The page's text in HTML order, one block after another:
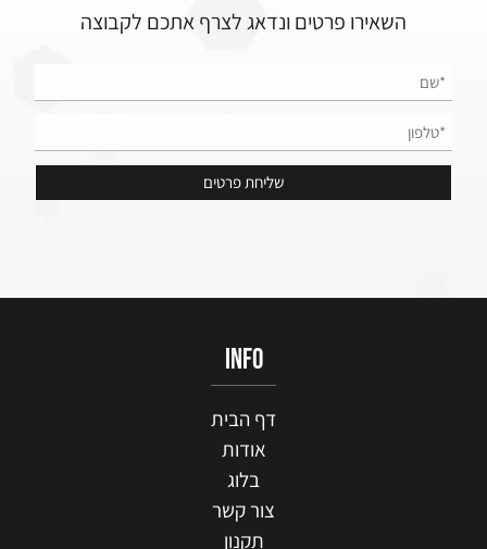
השאירו פרטים ונדאג לצרף אתכם לקבוצה
info
דף הבית
אודות
בלוג
צור קשר
תקנון